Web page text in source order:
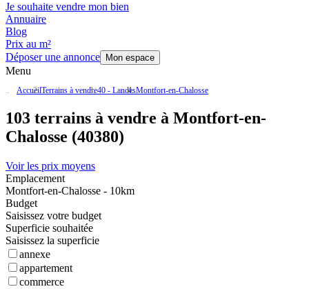
Je souhaite vendre mon bien
Annuaire
Blog
Prix au m²
Déposer une annonce
Mon espace
Menu
AccueilTerrains à vendre40 - LandesMontfort-en-Chalosse
103 terrains à vendre à Montfort-en-
Chalosse (40380)
Voir les prix moyens
Emplacement
Montfort-en-Chalosse - 10km
Budget
Saisissez votre budget
Superficie souhaitée
Saisissez la superficie
annexe
appartement
commerce